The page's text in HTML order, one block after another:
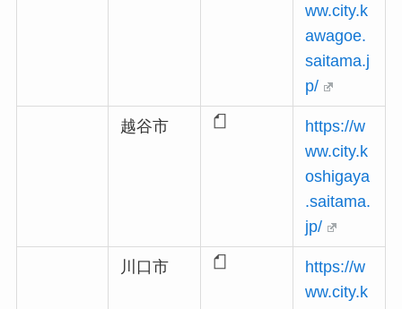
ww.city.k
awagoe.
saitama.j
p/
越谷市
https://w
ww.city.k
oshigaya
.saitama.
jp/
川口市
https://w
ww.city.k